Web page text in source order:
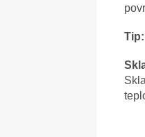
Tip: